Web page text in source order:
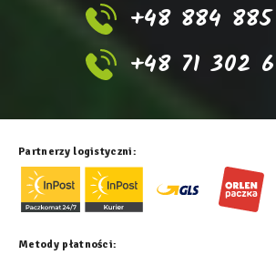
+48 884
+48 71 302
Partnerzy logistyczni:
Metody płatności: